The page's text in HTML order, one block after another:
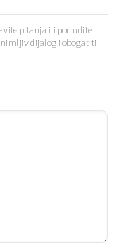
pitanja ili ponudite
dijalog i obogatiti